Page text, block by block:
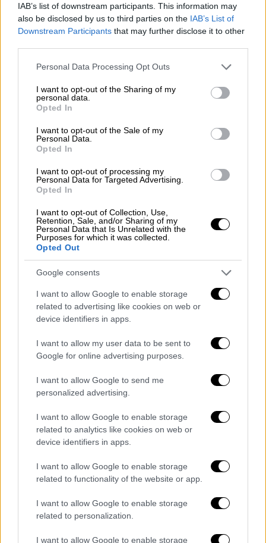
IAB’s list of downstream participants. This information may
also be disclosed by us to third parties on the IAB’s List of
Downstream Participants that may further disclose it to other
Please note that this website/app uses one or more Google
not limited to your visit or usage behaviour. You may click to
grant or deny consent to Google and its third-party tags to
use your data for below specified purposes in below Google
consent section.
Personal Data Processing Opt Outs
I want to opt-out of the Sharing of my
personal data.
Opted In
I want to opt-out of the Sale of my
Personal Data.
Opted In
I want to opt-out of processing my
Personal Data for Targeted Advertising.
Opted In
I want to opt-out of Collection, Use,
Retention, Sale, and/or Sharing of my
Personal Data that Is Unrelated with the
Purposes for which it was collected.
Opted Out
Google consents
I want to allow Google to enable storage
related to advertising like cookies on web or
device identifiers in apps.
I want to allow my user data to be sent to
Google for online advertising purposes.
I want to allow Google to send me
personalized advertising.
I want to allow Google to enable storage
related to analytics like cookies on web or
device identifiers in apps.
I want to allow Google to enable storage
related to functionality of the website or app.
I want to allow Google to enable storage
related to personalization.
I want to allow Google to enable storage
Τσικνοπέμπτη στην Αθήνα και τα πέριξ:
15 παραδοσιακά και new age στέκια να
το τσικνίσετε
Απ' τις φροντισμένες νέο-ψησταριές και τις
σύγχρονες «κρεατερί» ως τις αυθεντικές
χασαποταβέρνες, η πόλη προσφέρει
απλόχερα στους κρεατόφιλους επιλογές για
να υπάρχει, μια κράτηση να γίνει εγκαίρως
και ...Καλή Τσικνοπέμπτη!